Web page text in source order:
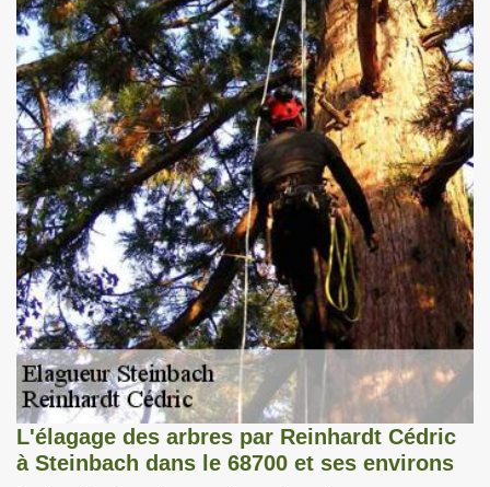
L'élagage des arbres par Reinhardt Cédric
à Steinbach dans le 68700 et ses environs